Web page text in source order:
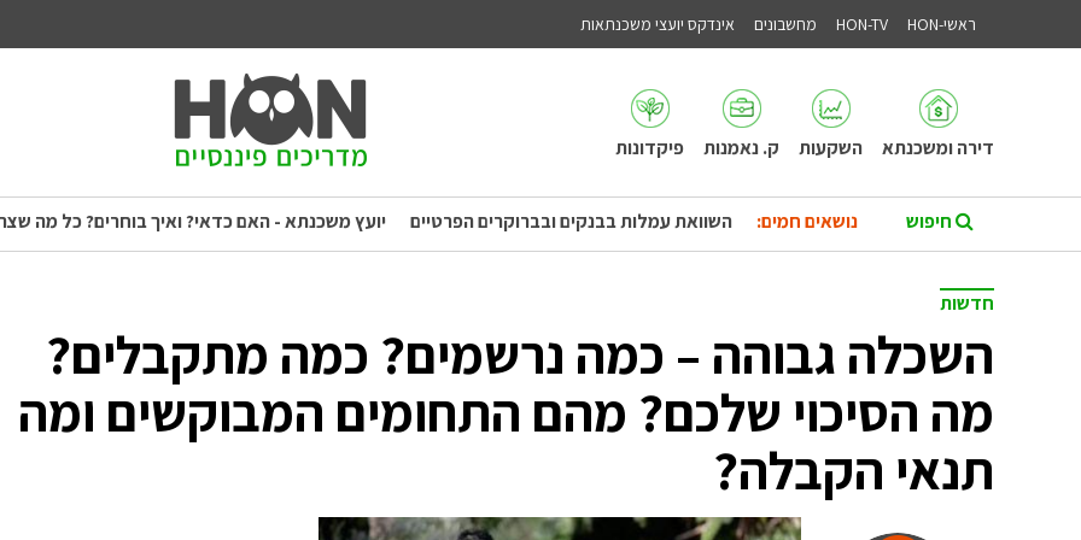
ראשי-HON HON-TV מחשבונים אינדקס יועצי משכנתאות
דירה ומשכנתא השקעות ק. נאמנות פיקדונות
נושאים חמים: השוואת עמלות בבנקים ובברוקרים הפרטיים יועץ משכנתא - האם כדאי? ואיך בוחרים? כל מה
חדשות
השכלה גבוהה – כמה נרשמים? כמה מתקבלים?
מה הסיכוי שלכם? מהם התחומים המבוקשים ומה
תנאי הקבלה?